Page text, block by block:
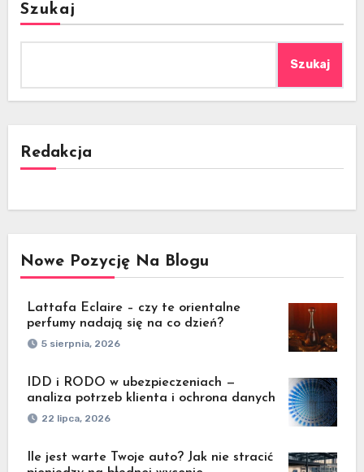
Szukaj
Szukaj
Redakcja
Nowe Pozycję Na Blogu
Lattafa Eclaire – czy te orientalne
perfumy nadają się na co dzień?
5 sierpnia, 2026
IDD i RODO w ubezpieczeniach —
analiza potrzeb klienta i ochrona danych
22 lipca, 2026
Ile jest warte Twoje auto? Jak nie stracić